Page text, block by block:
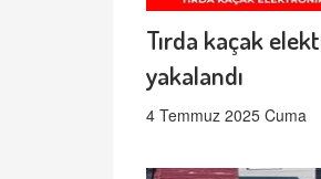
Tırda kaçak
yakalandı
4 Temmuz 2025 Cuma